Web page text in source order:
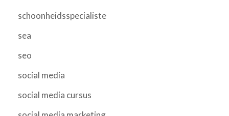
schoonheidsspecialiste
sea
seo
social media
social media cursus